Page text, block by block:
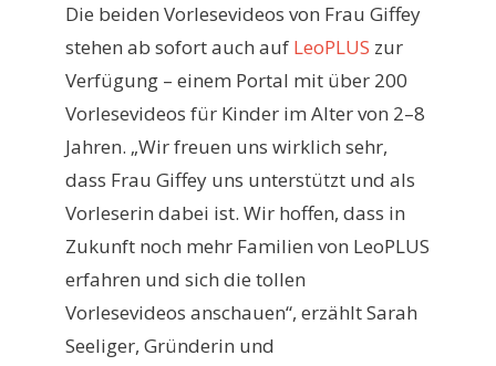
Die beiden Vorlesevideos von Frau Giffey
stehen ab sofort auch auf LeoPLUS zur
Verfügung – einem Portal mit über 200
Vorlesevideos für Kinder im Alter von 2–8
Jahren. „Wir freuen uns wirklich sehr,
dass Frau Giffey uns unterstützt und als
Vorleserin dabei ist. Wir hoffen, dass in
Zukunft noch mehr Familien von LeoPLUS
erfahren und sich die tollen
Vorlesevideos anschauen“, erzählt Sarah
Seeliger, Gründerin und